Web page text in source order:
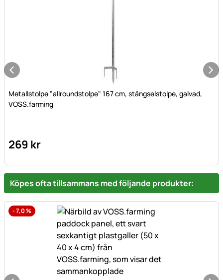
Metallstolpe "allroundstolpe" 167 cm, stängselstolpe, galvad,
VOSS.farming
269 kr
Köpes ofta tillsammans med följande produkter:
-7,0%